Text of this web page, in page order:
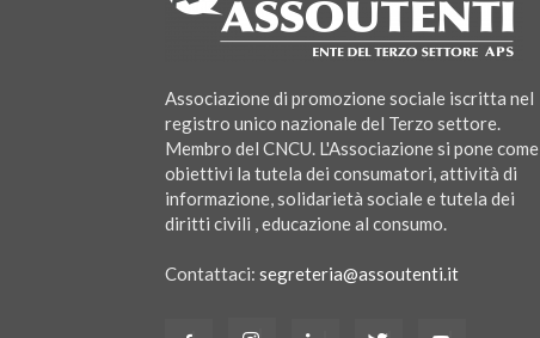
Associazione di promozione sociale iscritta nel
registro unico nazionale del Terzo settore.
Membro del CNCU. L'Associazione si pone come
obiettivi la tutela dei consumatori, attività di
informazione, solidarietà sociale e tutela dei
diritti civili , educazione al consumo.
Contattaci: segreteria@assoutenti.it